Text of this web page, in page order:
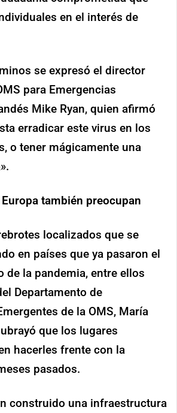
en el interés de
se expresó el director
para Emergencias
Mike Ryan, quien afirmó
erradicar este virus en los
o tener mágicamente una
también preocupan
localizados que se
en países que ya pasaron el
de la pandemia, entre ellos
Departamento de
de la OMS, María
que los lugares
hacerles frente con la
pasados.
construido una infraestructura